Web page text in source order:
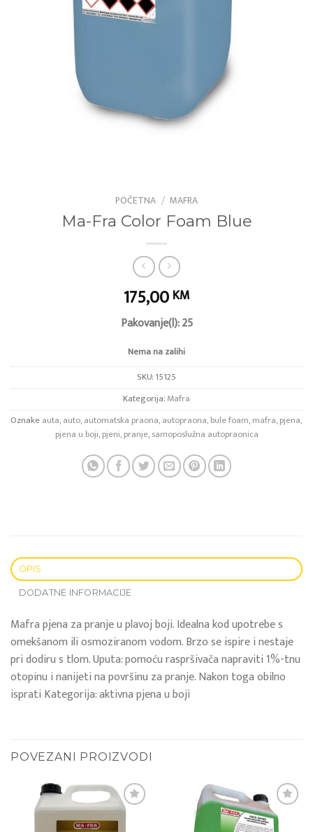
POČETNA / MAFRA
Ma-Fra Color Foam Blue
175,00 KM
Pakovanje(l): 25
Nema na zalihi
SKU:15125
Kategorija:Mafra
Oznakeauta,auto,automatska praona,autopraona,bule foam,mafra,pjena,
pjena u boji,pjeni,pranje,samoposlužna autopraonica
OPIS
DODATNE INFORMACIJE
Mafra pjena za pranje u plavoj boji. Idealna kod upotrebe s
omekšanom ili osmoziranom vodom. Brzo se ispire i nestaje
pri dodiru s tlom. Uputa: pomoću raspršivača napraviti 1%-tnu
otopinu i nanijeti na površinu za pranje. Nakon toga obilno
isprati Kategorija: aktivna pjena u boji
POVEZANI PROIZVODI
Add to
wishlist
Add to
wishlist